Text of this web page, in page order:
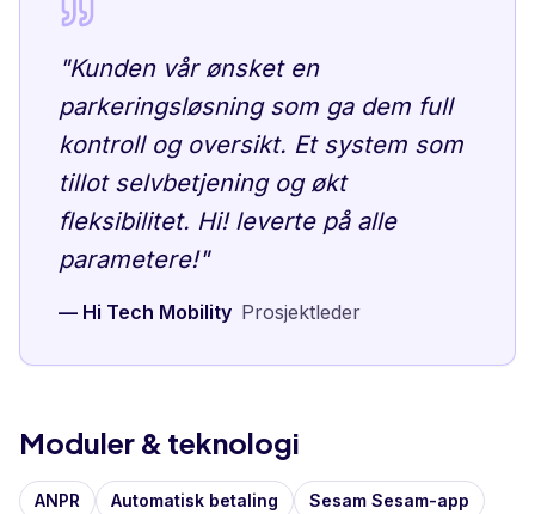
"Kunden vår ønsket en
parkeringsløsning som ga dem full
kontroll og oversikt. Et system som
tillot selvbetjening og økt
fleksibilitet. Hi! leverte på alle
parametere!"
— Hi Tech Mobility Prosjektleder
Moduler & teknologi
ANPR Automatisk betaling
Sesam Sesam-app